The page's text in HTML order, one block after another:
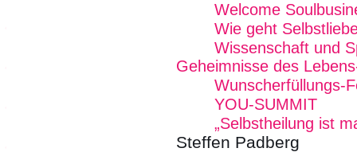
Welcome
Wie geht
Wissenschaft und
Geheimnisse des
Wunscherfüllungs-
YOU-SUMMIT
„Selbstheilung ist
Steffen Padberg